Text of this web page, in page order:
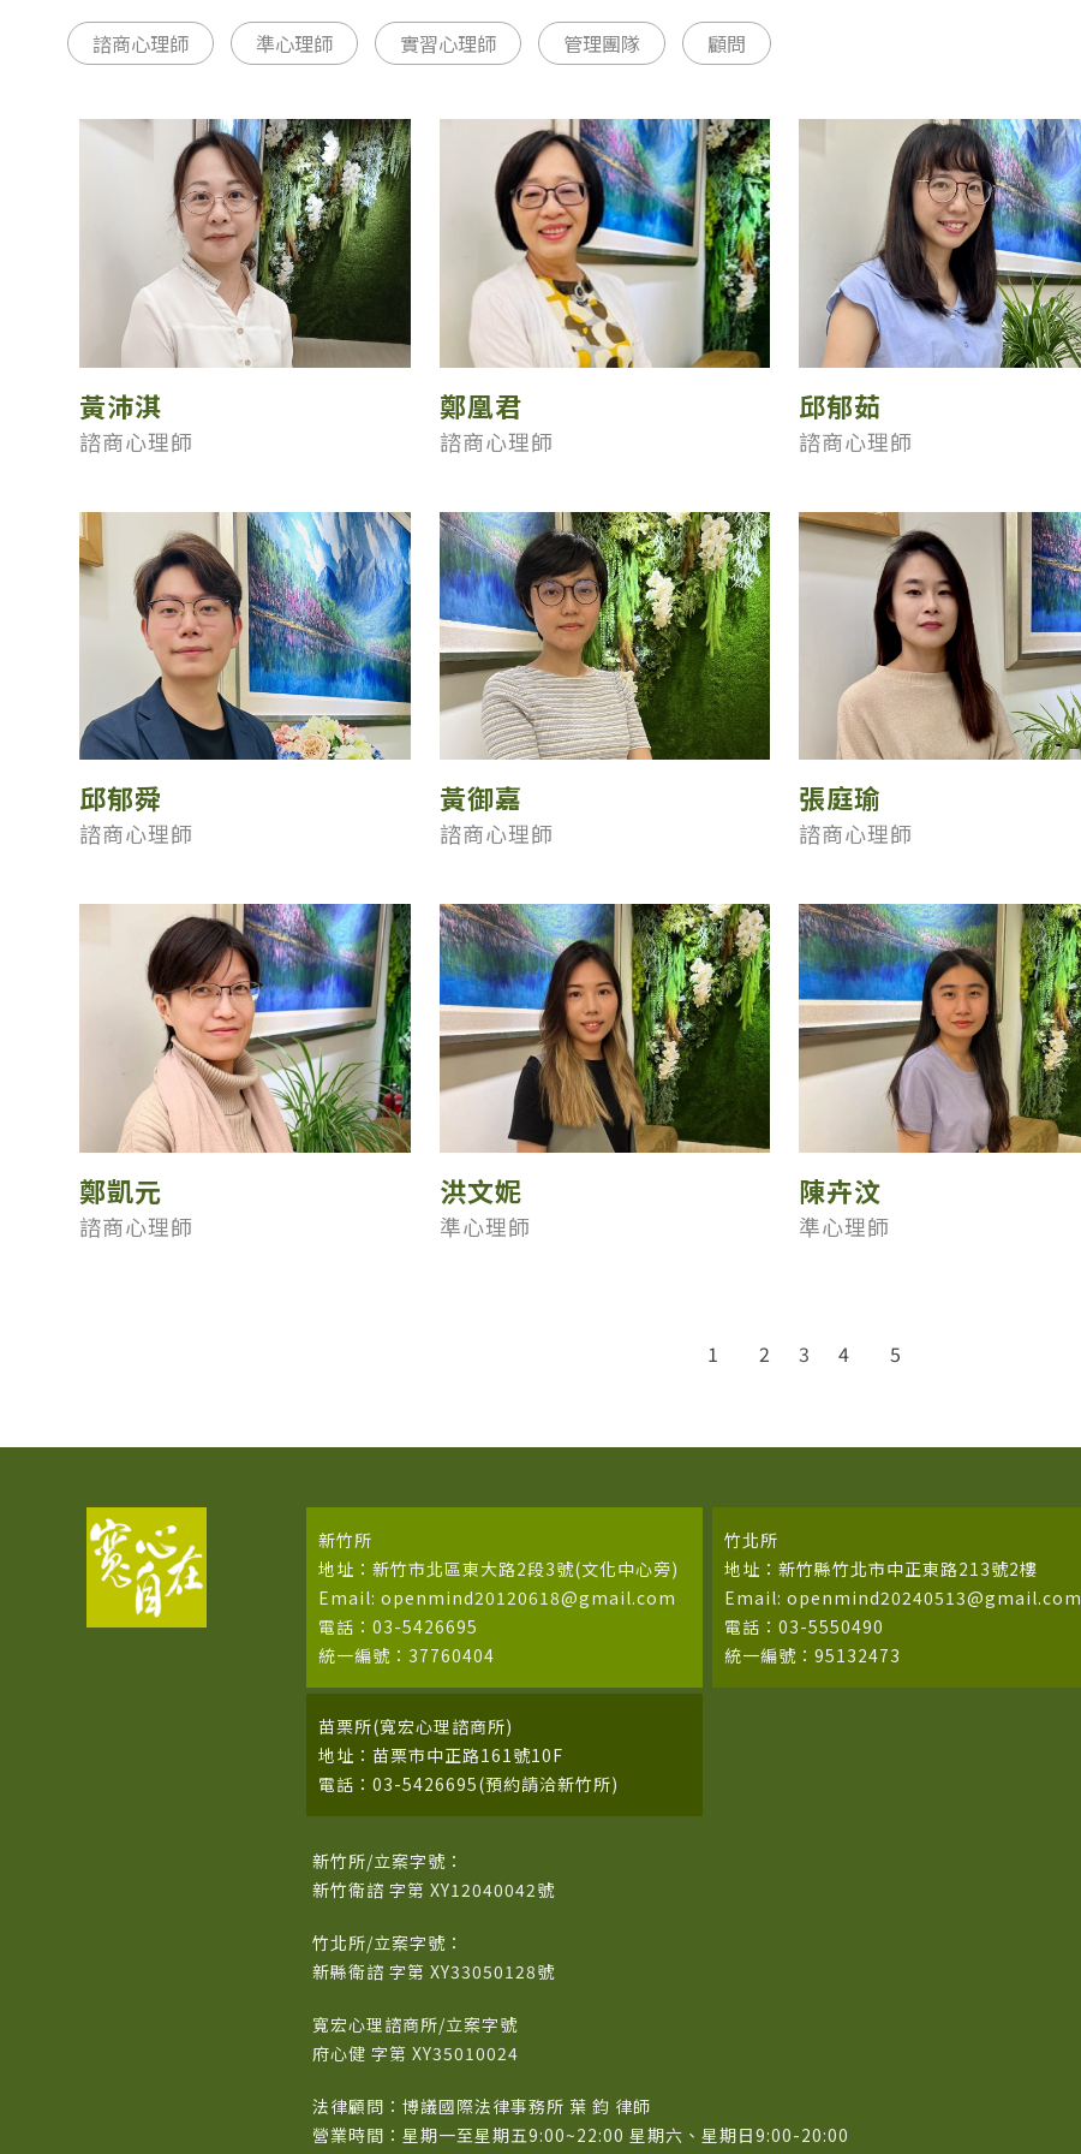
諮商心理師 準心理師 實習心理師 管理團隊 顧問
黃沛淇
諮商心理師
鄭凰君
諮商心理師
邱郁茹
諮商心理師
邱郁舜
諮商心理師
黃御嘉
諮商心理師
張庭瑜
諮商心理師
鄭凱元
諮商心理師
洪文妮
準心理師
陳卉汶
準心理師
1 2 3 4 5
新竹所
地址：新竹市北區東大路2段3號(文化中心旁)
Email: openmind20120618@gmail.com
電話：03-5426695
統一編號：37760404
竹北所
地址：新竹縣竹北市中正東路213號2樓
Email: openmind20240513@gmail.com
電話：03-5550490
統一編號：95132473
苗栗所(寬宏心理諮商所)
地址：苗栗市中正路161號10F
電話：03-5426695(預約請洽新竹所)
新竹所/立案字號：
新竹衛諮 字第 XY12040042號
竹北所/立案字號：
新縣衛諮 字第 XY33050128號
寬宏心理諮商所/立案字號
府心健 字第 XY35010024
法律顧問：博議國際法律事務所 葉 鈞 律師
營業時間：星期一至星期五9:00~22:00 星期六、星期日9:00-20:00